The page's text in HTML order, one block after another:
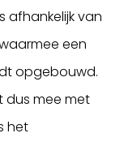
afhankelijk van
een
opgebouwd.
dus mee met
het